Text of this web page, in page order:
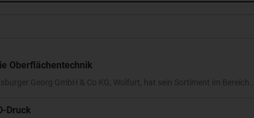
Oberflächentechnik
Georg GmbH & Co KG, Wolfurt, hat sein Sortiment im Bereich...
Druck